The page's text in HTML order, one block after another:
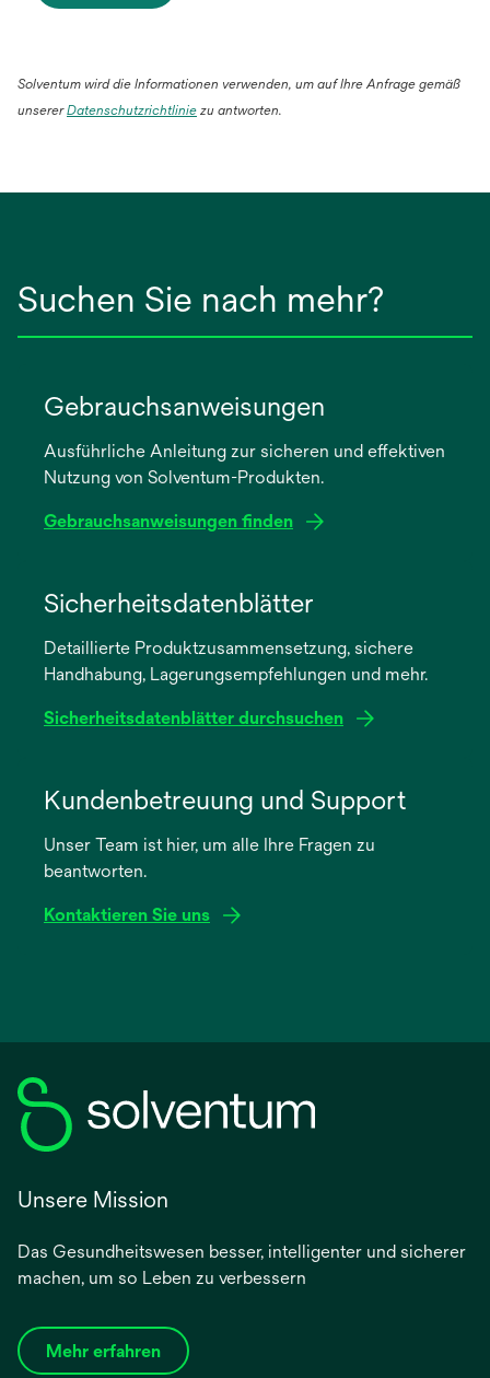
Solventum wird die Informationen verwenden, um auf Ihre Anfrage gemäß
unsererDatenschutzrichtliniewird
zu antworten.
Suchen Sie nach mehr?
Gebrauchsanweisungen
Ausführliche Anleitung zur sicheren und effektiven
Nutzung von Solventum-Produkten.
Gebrauchsanweisungen finden
neuen
Registerkarte
Sicherheitsdatenblätter
Detaillierte Produktzusammensetzung, sichere
Handhabung, Lagerungsempfehlungen und mehr.
Sicherheitsdatenblätter durchsuchen
neuen
Registerkarte
Kundenbetreuung und Support
Unser Team ist hier, um alle Ihre Fragen zu
beantworten.
Kontaktieren Sie uns
Unsere Mission
Das Gesundheitswesen besser, intelligenter und sicherer
machen, um so Leben zu verbessern
Mehr erfahren